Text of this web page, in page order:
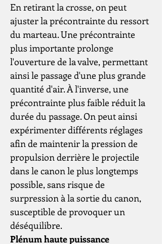
En retirant la crosse, on peut
ajuster la précontrainte du ressort
du marteau. Une précontrainte
plus importante prolonge
l'ouverture de la valve, permettant
ainsi le passage d'une plus grande
quantité d'air. À l'inverse, une
précontrainte plus faible réduit la
durée du passage. On peut ainsi
expérimenter différents réglages
afin de maintenir la pression de
propulsion derrière le projectile
dans le canon le plus longtemps
possible, sans risque de
surpression à la sortie du canon,
susceptible de provoquer un
déséquilibre.
Plénum haute puissance